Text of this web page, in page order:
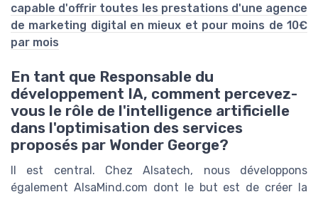
capable d'offrir toutes les prestations d'une agence
de marketing digital en mieux et pour moins de 10€
par mois
En tant que Responsable du
développement IA, comment percevez-
vous le rôle de l'intelligence artificielle
dans l'optimisation des services
proposés par Wonder George?
Il est central. Chez Alsatech, nous développons
également AlsaMind.com dont le but est de créer la